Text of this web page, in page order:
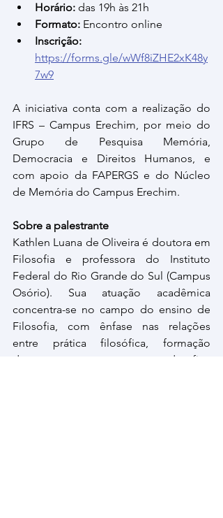
Horário: das 19h às 21h
Formato: Encontro online
https://forms.gle/wWf8iZHE2xK48y
7w9
A iniciativa conta com a realização do
IFRS – Campus Erechim, por meio do
Grupo de Pesquisa Memória,
Democracia e Direitos Humanos, e
com apoio da FAPERGS e do Núcleo
de Memória do Campus Erechim.
Sobre a palestrante
Kathlen Luana de Oliveira é doutora em
Filosofia e professora do Instituto
Federal do Rio Grande do Sul (Campus
Osório). Sua atuação acadêmica
concentra-se no campo do ensino de
Filosofia, com ênfase nas relações
entre prática filosófica, formação
docente e os desafios